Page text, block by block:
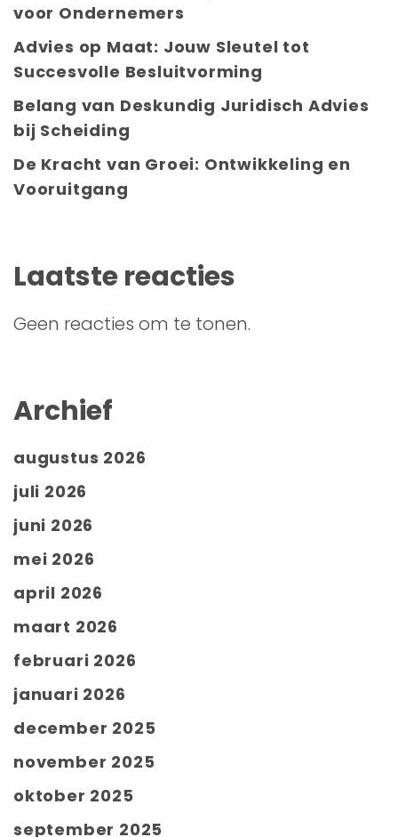
voor Ondernemers
Advies op Maat: Jouw Sleutel tot
Succesvolle Besluitvorming
Belang van Deskundig Juridisch Advies
bij Scheiding
De Kracht van Groei: Ontwikkeling en
Vooruitgang
Laatste reacties
Geen reacties om te tonen.
Archief
augustus 2026
juli 2026
juni 2026
mei 2026
april 2026
maart 2026
februari 2026
januari 2026
december 2025
november 2025
oktober 2025
september 2025